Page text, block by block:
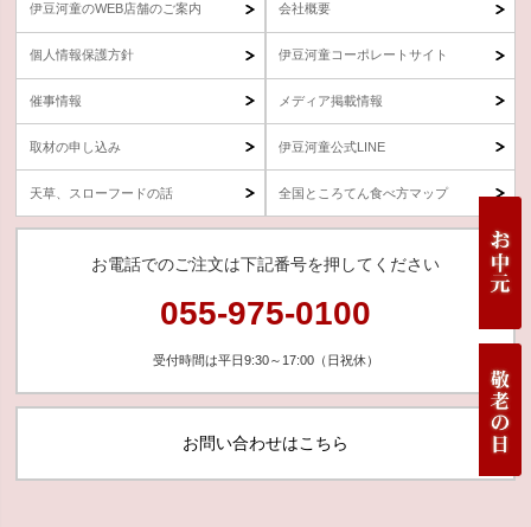
伊豆河童のWEB店舗のご案内 会社概要
個人情報保護方針 伊豆河童コーポレートサイト
催事情報 メディア掲載情報
取材の申し込み 伊豆河童公式LINE
天草、スローフードの話 全国ところてん食べ方マップ
お電話でのご注文は下記番号を押してください
055-975-0100
受付時間は平日9:30～17:00（日祝休）
お問い合わせはこちら